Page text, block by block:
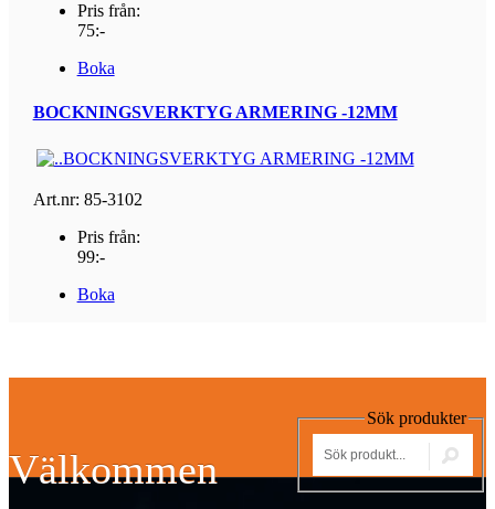
Pris från:
75:-
Boka
BOCKNINGSVERKTYG ARMERING -12MM
Art.nr: 85-3102
Pris från:
99:-
Boka
Välkommen
Sök produkter